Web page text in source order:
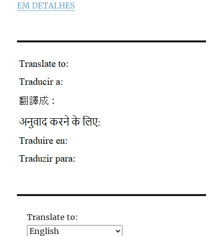
EM DETALHES
Translate to: